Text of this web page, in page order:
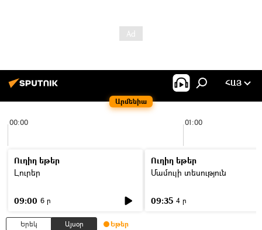
Արմենիա
ՀԱՅ
00:00 01:00
Ուղիղ եթեր
Լուրեր
09:00 6 ր
Ուղիղ եթեր
Մամուլի տեսություն
09:35 4 ր
Երեկ Այսօր Եթեր